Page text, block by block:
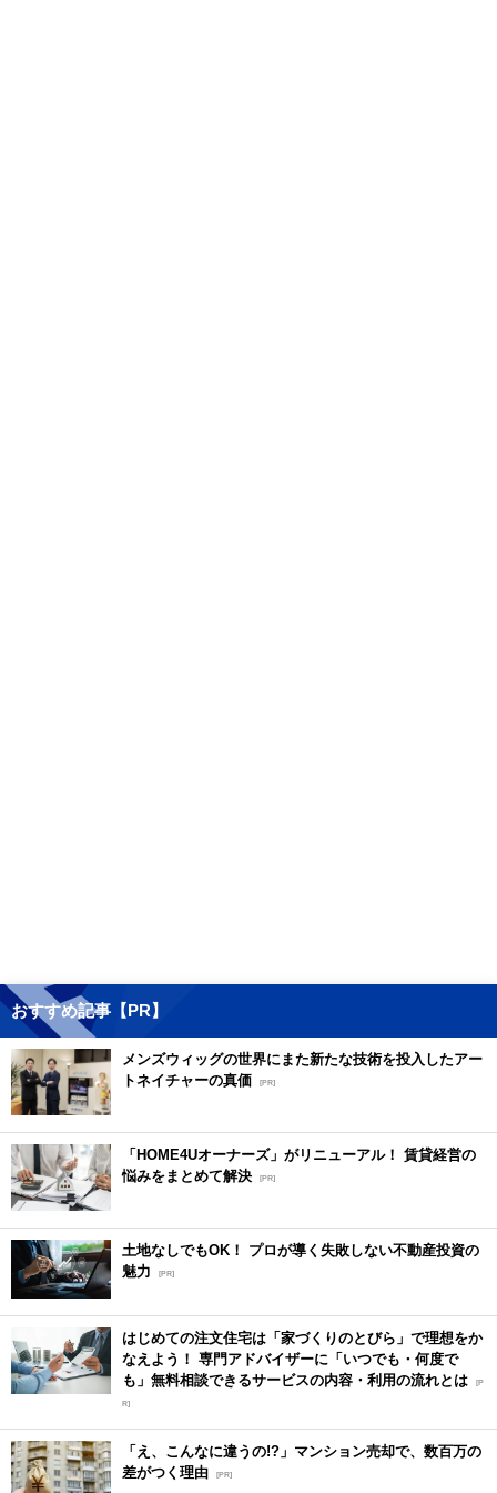
おすすめ記事【PR】
メンズウィッグの世界にまた新たな技術を投入したアー
トネイチャーの真価 [PR]
「HOME4Uオーナーズ」がリニューアル！ 賃貸経営の
悩みをまとめて解決 [PR]
土地なしでもOK！ プロが導く失敗しない不動産投資の
魅力
[PR]
はじめての注文住宅は「家づくりのとびら」で理想をか
なえよう！ 専門アドバイザーに「いつでも・何度で
も」無料相談できるサービスの内容・利用の流れとは [P
R]
「え、こんなに違うの!?」マンション売却で、数百万の
差がつく理由 [PR]